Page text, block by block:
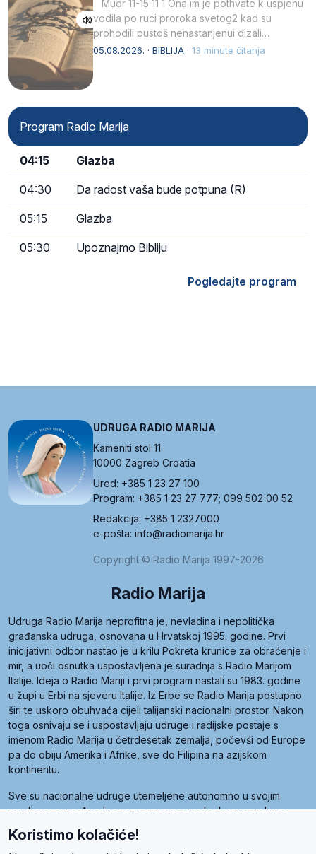
Mudr 11-15 11 1 Ona im je pothvate k uspjehu
vodila po ruci proroka svetog2 kad su
prohodili pustoš nenastanjenui dizali…
05.08.2026. · BIBLIJA · 13 minute čitanja
Program Radio Marija
04:15 Glazba
04:30 Da radost vaša bude potpuna (R)
05:15 Glazba
05:30 Upoznajmo Bibliju
Pogledajte program
UDRUGA RADIO MARIJA
Kameniti stol 11
10000 Zagreb Croatia
Ured: +385 1 23 27 100
Program: +385 1 23 27 777; 099 502 00 52
Redakcija: +385 1 2327000
e-pošta: info@radiomarija.hr
Copyright © Radio Marija 1997-2026
Radio Marija
Udruga Radio Marija neprofitna je, nevladina i nepolitička
građanska udruga, osnovana u Hrvatskoj 1995. godine. Prvi
inicijativni odbor nastao je u krilu Pokreta krunice za obraćenje i
mir, a uoči osnutka uspostavljena je suradnja s Radio Marijom
Italije. Ideja o Radio Mariji i prvi program nastali su 1983. godine
u župi u Erbi na sjeveru Italije. Iz Erbe se Radio Marija postupno
širi te uskoro obuhvaća cijeli talijanski nacionalni prostor. Nakon
toga osnivaju se i uspostavljaju udruge i radijske postaje s
imenom Radio Marija u četrdesetak zemalja, počevši od Europe
pa do obiju Amerika i Afrike, sve do Filipina na azijskom
kontinentu.
Sve su nacionalne udruge utemeljene autonomno u svojim
zemljama, a međusobna su povezane preko krovne udruge
Radio Maria). Svjetsku obitelj utemeljilo je sedam članica, među
Koristimo kolačiće!